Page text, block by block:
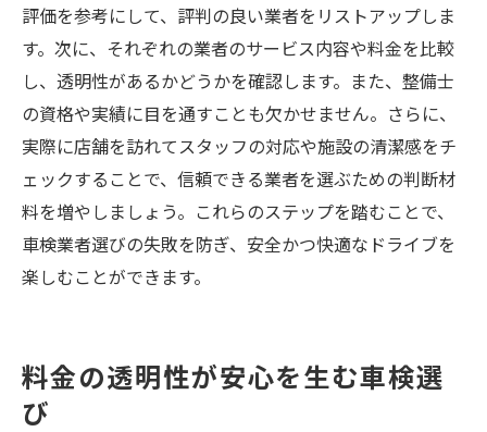
評価を参考にして、評判の良い業者をリストアップしま
す。次に、それぞれの業者のサービス内容や料金を比較
し、透明性があるかどうかを確認します。また、整備士
の資格や実績に目を通すことも欠かせません。さらに、
実際に店舗を訪れてスタッフの対応や施設の清潔感をチ
ェックすることで、信頼できる業者を選ぶための判断材
料を増やしましょう。これらのステップを踏むことで、
車検業者選びの失敗を防ぎ、安全かつ快適なドライブを
楽しむことができます。
料金の透明性が安心を生む車検選
び